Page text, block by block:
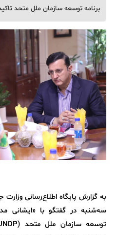
برنامه توسعه سازمان ملل متحد
به گزارش پایگاه اطلاع‌رسانی
سه‌شنبه در گفتگو با «ایشانی